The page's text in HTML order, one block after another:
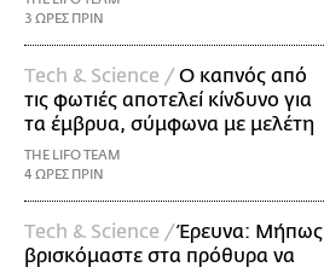
3 ΩΡΕΣ ΠΡΙΝ
Τech & Science /Ο καπνός από
τις φωτιές αποτελεί κίνδυνο για
τα έμβρυα, σύμφωνα με μελέτη
THE LIFO TEAM
4 ΩΡΕΣ ΠΡΙΝ
Τech & Science /Έρευνα: Μήπως
βρισκόμαστε στα πρόθυρα να